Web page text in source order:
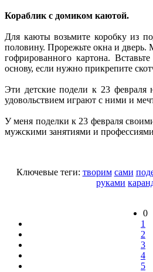
Кораблик с домиком каютой.
Для каюты возьмите коробку из
половину. Прорежьте окна и
гофрированного картона.
основу, если нужно прикрепите
Эти детские подели к 23 февраля
удовольствием играют с ними и
У меня поделки к 23 февраля
мужскими занятиями и
Ключевые теги: творим сами
руками
0
1
2
3
4
5